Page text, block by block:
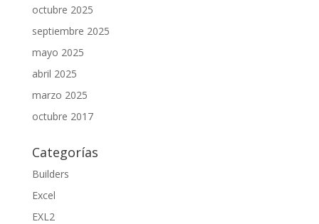
octubre 2025
septiembre 2025
mayo 2025
abril 2025
marzo 2025
octubre 2017
Categorías
Builders
Excel
EXL2